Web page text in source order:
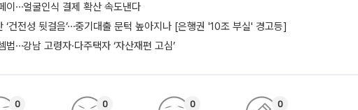
이⋯얼굴인식 결제 확산 속도낸다
건전성 뒷걸음’⋯중기대출 문턱 높아지나 [은행권 '10조 부실' 경고등]
⋯강남 고령자·다주택자 ‘자산재편 고심’
0 0 0 0